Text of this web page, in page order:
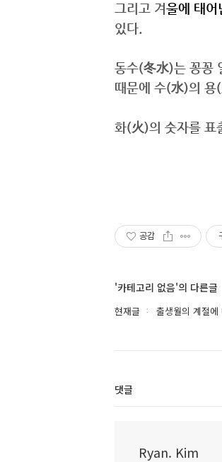
그리고 겨 울에 태
있다.
동수(冬水)는 꽁꽁
때문에 수(水)의
화(火)의 숫자를 표
공감
'카테고리 없음'의 다른글
현재글 출생월의 계절
댓글
Ryan. Kim